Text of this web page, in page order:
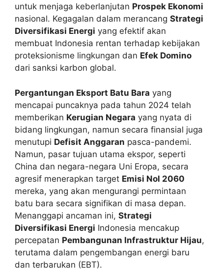
untuk menjaga keberlanjutan Prospek Ekonomi
nasional. Kegagalan dalam merancang Strategi
Diversifikasi Energi yang efektif akan
membuat Indonesia rentan terhadap kebijakan
proteksionisme lingkungan dan Efek Domino
dari sanksi karbon global.
Pergantungan Eksport Batu Bara yang
mencapai puncaknya pada tahun 2024 telah
memberikan Kerugian Negara yang nyata di
bidang lingkungan, namun secara finansial juga
menutupi Defisit Anggaran pasca-pandemi.
Namun, pasar tujuan utama ekspor, seperti
China dan negara-negara Uni Eropa, secara
agresif menerapkan target Emisi Nol 2060
mereka, yang akan mengurangi permintaan
batu bara secara signifikan di masa depan.
Menanggapi ancaman ini, Strategi
Diversifikasi Energi Indonesia mencakup
percepatan Pembangunan Infrastruktur Hijau,
terutama dalam pengembangan energi baru
dan terbarukan (EBT).